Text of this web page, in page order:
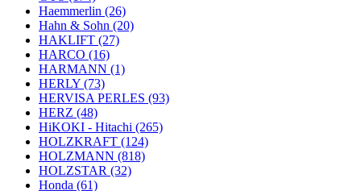
Haemmerlin (26)
Hahn & Sohn (20)
HAKLIFT (27)
HARCO (16)
HARMANN (1)
HERLY (73)
HERVISA PERLES (93)
HERZ (48)
HiKOKI - Hitachi (265)
HOLZKRAFT (124)
HOLZMANN (818)
HOLZSTAR (32)
Honda (61)